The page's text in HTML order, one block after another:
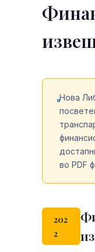
Нова
во PDF
202
2